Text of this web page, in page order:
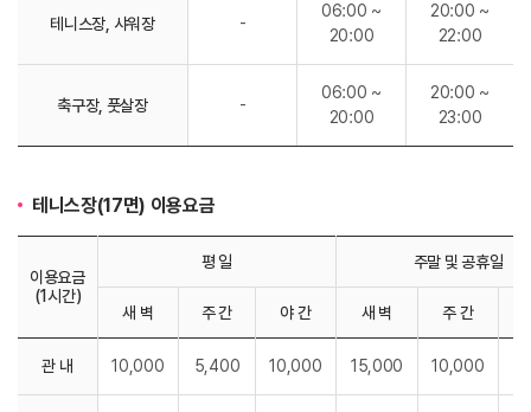
테니스장, 샤워장 -
06:00 ~
20:00
20:00 ~
22:00
축구장, 풋살장 -
06:00 ~
20:00
20:00 ~
23:00
테니스장(17면) 이용요금
이용요금
(1시간)
평 일 주말 및 공휴일
새 벽 주 간 야 간 새 벽 주 간
관 내 10,000 5,400 10,000 15,000 10,000